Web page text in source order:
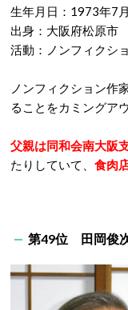
生年月日：1973年7
出身：大阪府松原市
活動：ノンフィクシ
ノンフィクション作
ることをカミングア
父親は同和会南大阪
たりしていて、 食肉
第49位 田岡俊